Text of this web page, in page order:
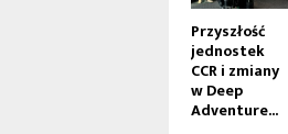
Przyszłość
jednostek
CCR i zmiany
w Deep
Adventure...